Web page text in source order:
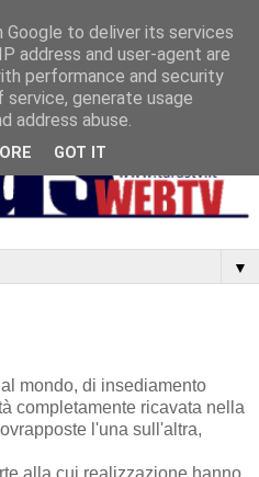
▼
mondo, di insediamento
completamente ricavata nella
l'una sull'altra,
to deliver its services
address and user-agent are
performance and security
generate usage
address abuse.
GOT IT